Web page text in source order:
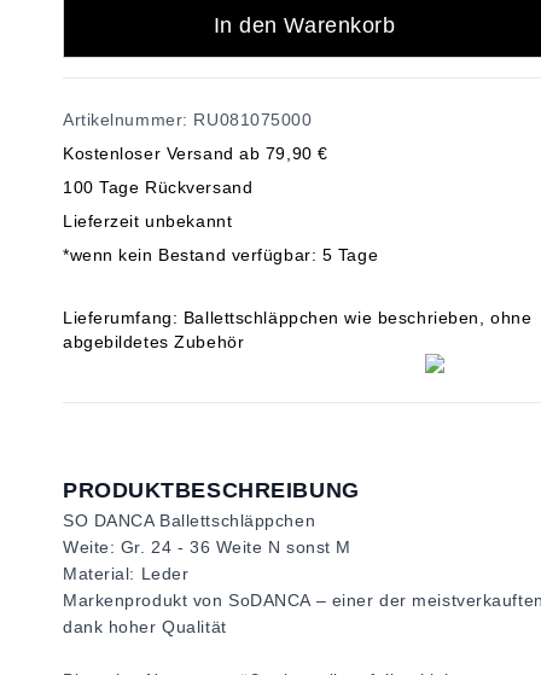
In den Warenkorb
Artikelnummer: RU081075000
Kostenloser Versand ab 79,90 €
100 Tage Rückversand
Lieferzeit unbekannt
*wenn kein Bestand verfügbar: 5 Tage
Lieferumfang: Ballettschläppchen wie beschrieben, ohne
abgebildetes Zubehör
PRODUKTBESCHREIBUNG
SO DANCA Ballettschläppchen
Weite: Gr. 24 - 36 Weite N sonst M
Material: Leder
Markenprodukt von SoDANCA – einer der
dank hoher Qualität